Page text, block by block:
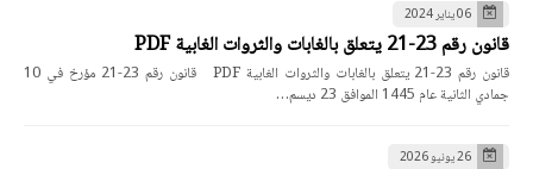
06 يناير 2024
قانون رقم 23-21 يتعلق بالغابات والثروات الغابية PDF
قانون رقم 23-21 يتعلق بالغابات والثروات الغابية PDF قانون رقم 23-21 مؤرخ في 10
جمادي الثانية عام 1445 الموافق 23 ديسم…
26 يونيو 2026